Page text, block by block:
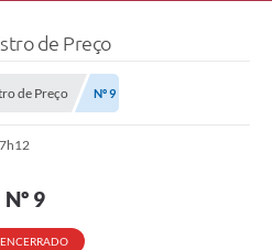
de Preço
de Preço Nº 9
Nº 9
ENCERRADO